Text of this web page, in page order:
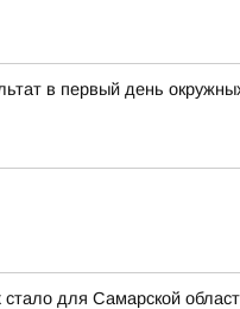
в первый день
для Самарской